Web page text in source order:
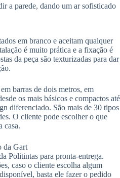
a parede, dando um ar sofisticado
em branco e aceitam qualquer
é muito prática e a fixação é
da peça são texturizadas para dar
barras de dois metros, em
os mais básicos e compactos até
diferenciado. São mais de 30 tipos
O cliente pode escolher o que
casa.
da Gart
Politintas para pronta-entrega.
caso o cliente escolha algum
basta ele fazer o pedido